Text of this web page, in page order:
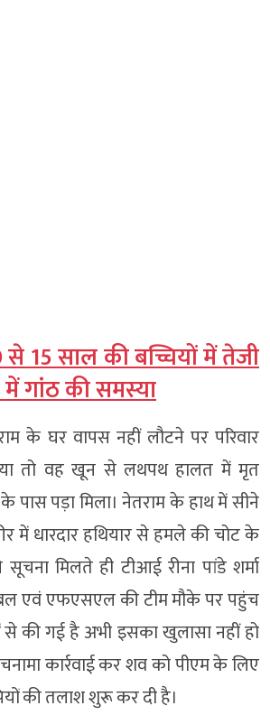
से 15 साल की बच्चियों में तेजी
में गांठ की समस्या
के घर वापस नहीं लौटने पर परिवार
तो वह खून से लथपथ हालत में मृत
पास पड़ा मिला। नेतराम के हाथ में सीने
में धारदार हथियार से हमले की चोट के
सूचना मिलते ही टीआई रीना पांडे शर्मा
एवं एफएसएल की टीम मौके पर पहुंच
से की गई है अभी इसका खुलासा नहीं हो
कार्रवाई कर शव को पीएम के लिए
की तलाश शुरू कर दी है।